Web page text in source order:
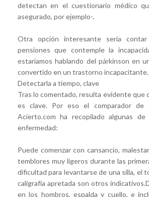
detectan en el cuestionario médico
asegurado, por ejemplo-.
Otra opción interesante sería
pensiones que contemple la
estaríamos hablando del párkinson en
convertido en un trastorno incapacitante.
Detectarla a tiempo, clave
Tras lo comentado, resulta evidente que
es clave. Por eso el comparador de
Acierto.com ha recopilado algunas
enfermedad:
Puede comenzar con cansancio,
temblores muy ligeros durante las
dificultad para levantarse de una silla, el
caligrafía apretada son otros
en los hombros, espalda y cuello, e